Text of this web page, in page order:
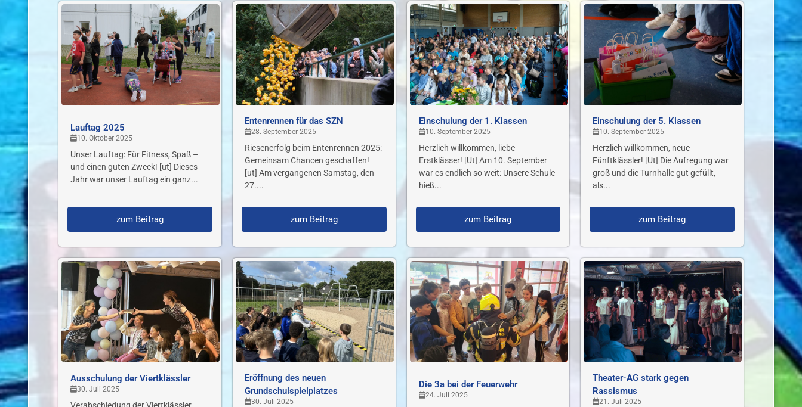
Lauftag 2025
10. Oktober 2025
Unser Lauftag: Für Fitness, Spaß –
und einen guten Zweck! [ut] Dieses
Jahr war unser Lauftag ein ganz...
zum Beitrag
Entenrennen für das SZN
28. September 2025
Riesenerfolg beim Entenrennen 2025:
Gemeinsam Chancen geschaffen!
[ut] Am vergangenen Samstag, den
27....
zum Beitrag
Einschulung der 1. Klassen
10. September 2025
Herzlich willkommen, liebe
Erstklässer! [Ut] Am 10. September
war es endlich so weit: Unsere Schule
hieß...
zum Beitrag
Einschulung der 5. Klassen
10. September 2025
Herzlich willkommen, neue
Fünftklässler! [Ut] Die Aufregung war
groß und die Turnhalle gut gefüllt,
als...
zum Beitrag
Ausschulung der Viertklässler
30. Juli 2025
Eröffnung des neuen
Grundschulspielplatzes
30. Juli 2025
Die 3a bei der Feuerwehr
24. Juli 2025
Theater-AG stark gegen
Rassismus
21. Juli 2025